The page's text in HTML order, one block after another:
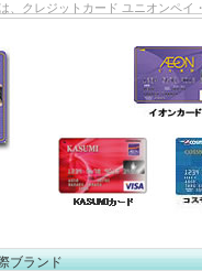
クレジットカード ユニオンペイ
ブランド